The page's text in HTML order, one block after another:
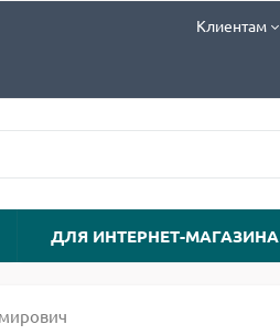
Клиентам
ДЛЯ ИНТЕРНЕТ-МАГАЗИНА